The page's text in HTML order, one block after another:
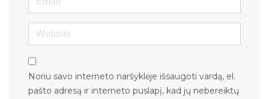
Website
Noriu savo interneto naršyklėje išsaugoti vardą, el.
pašto adresą ir interneto puslapį, kad jų nebereiktų